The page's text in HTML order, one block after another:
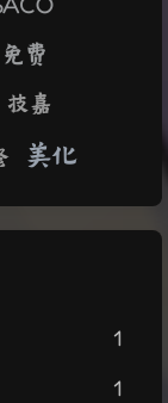
免费
技嘉
美化
1
1